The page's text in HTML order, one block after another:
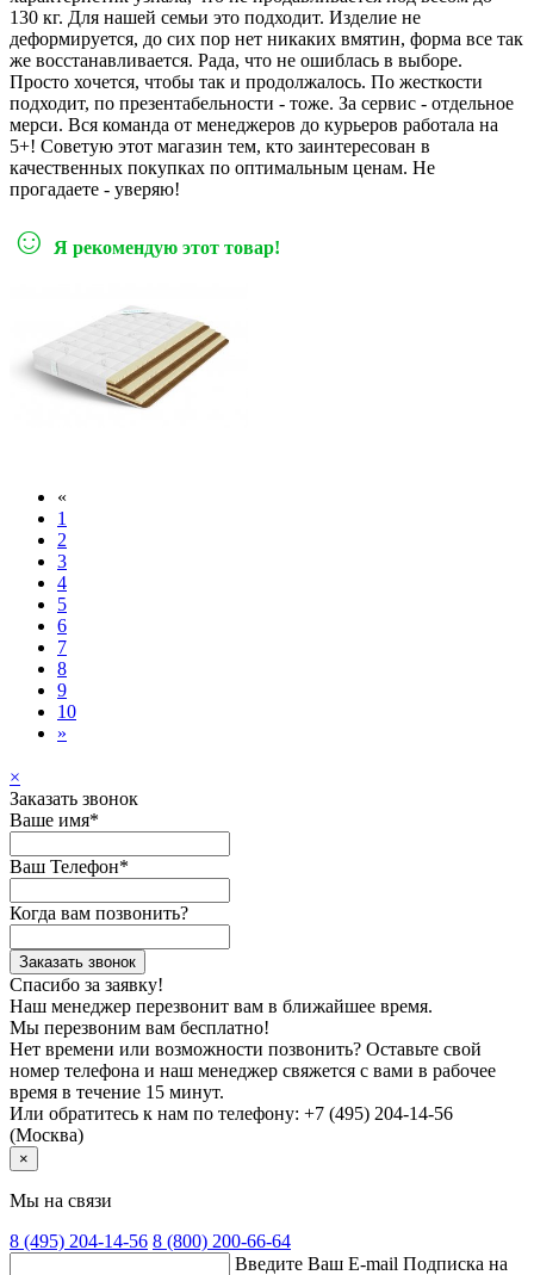
130 кг. Для нашей семьи это подходит. Изделие не
деформируется, до сих пор нет никаких вмятин, форма все так
же восстанавливается. Рада, что не ошиблась в выборе.
Просто хочется, чтобы так и продолжалось. По жесткости
подходит, по презентабельности - тоже. За сервис - отдельное
мерси. Вся команда от менеджеров до курьеров работала на
5+! Советую этот магазин тем, кто заинтересован в
качественных покупках по оптимальным ценам. Не
прогадаете - уверяю!
☺ Я рекомендую этот товар!
«
1
2
3
4
5
6
7
8
9
10
»
×
Заказать звонок
Ваше имя*
Ваш Телефон*
Когда вам позвонить?
Заказать звонок
Спасибо за заявку!
Наш менеджер перезвонит вам в ближайшее время.
Мы перезвоним вам бесплатно!
Нет времени или возможности позвонить? Оставьте свой
номер телефона и наш менеджер свяжется с вами в рабочее
время в течение 15 минут.
Или обратитесь к нам по телефону: +7 (495) 204-14-56
(Москва)
×
Мы на связи
8 (495) 204-14-56 8 (800) 200-66-64
Введите Ваш E-mail Подписка на